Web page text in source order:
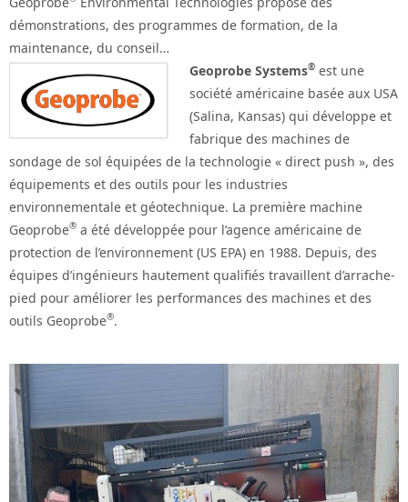
démonstrations, des programmes de formation, de la
maintenance, du conseil…
Geoprobe Systems® est une
société américaine basée aux USA
(Salina, Kansas) qui développe et
fabrique des machines de
sondage de sol équipées de la technologie « direct push », des
équipements et des outils pour les industries
environnementale et géotechnique. La première machine
Geoprobe® a été développée pour l’agence américaine de
protection de l’environnement (US EPA) en 1988. Depuis, des
équipes d’ingénieurs hautement qualifiés travaillent d’arrache-
pied pour améliorer les performances des machines et des
outils Geoprobe®.